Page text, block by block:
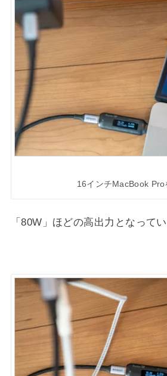
16インチMacBook Pro
「80W」ほどの高出力となってい